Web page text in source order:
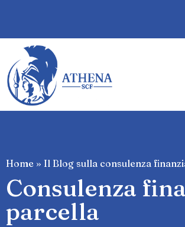
Home » Il Blog sulla consulenza
Consulenza
parcella